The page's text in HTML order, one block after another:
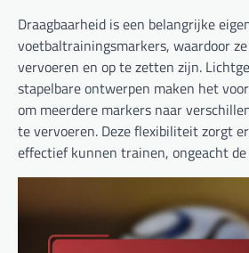
Draagbaarheid is een belangrijke
voetbaltrainingsmarkers, waardoor
vervoeren en op te zetten zijn.
stapelbare ontwerpen maken het
om meerdere markers naar
te vervoeren. Deze flexibiliteit zorgt
effectief kunnen trainen, ongeacht